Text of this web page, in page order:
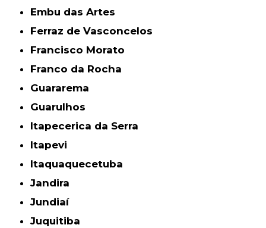
Embu das Artes
Ferraz de Vasconcelos
Francisco Morato
Franco da Rocha
Guararema
Guarulhos
Itapecerica da Serra
Itapevi
Itaquaquecetuba
Jandira
Jundiaí
Juquitiba